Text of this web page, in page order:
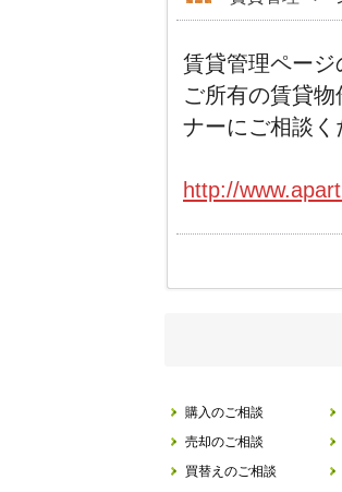
賃貸管理ペー
ご所有の賃貸
ナーにご相談
http://
購入のご相談
売却のご相談
買替えのご相談